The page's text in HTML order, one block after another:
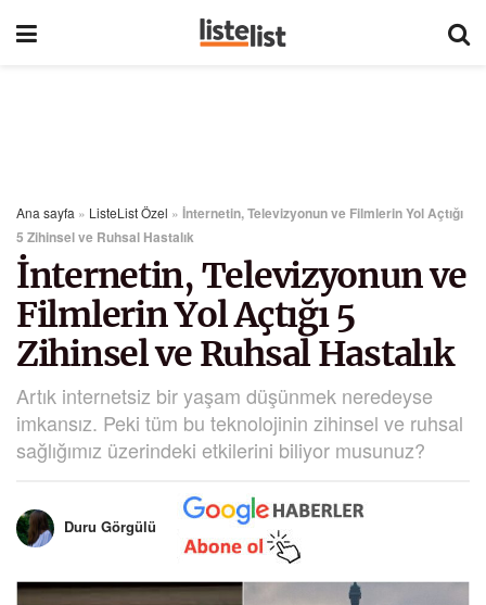
Ana sayfa » ListeList Özel » İnternetin, Televizyonun ve Filmlerin Yol Açtığı
5 Zihinsel ve Ruhsal Hastalık
İnternetin, Televizyonun ve
Filmlerin Yol Açtığı 5
Zihinsel ve Ruhsal Hastalık
Artık internetsiz bir yaşam düşünmek neredeyse
imkansız. Peki tüm bu teknolojinin zihinsel ve ruhsal
sağlığımız üzerindeki etkilerini biliyor musunuz?
Duru Görgülü